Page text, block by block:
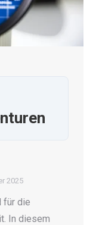
2025
für die
In diesem